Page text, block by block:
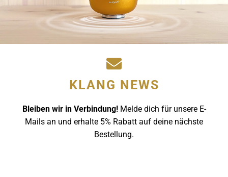
KLANG NEWS
Bleiben wir in Verbindung! Melde dich für unsere E-
Mails an und erhalte 5% Rabatt auf deine nächste
Bestellung.